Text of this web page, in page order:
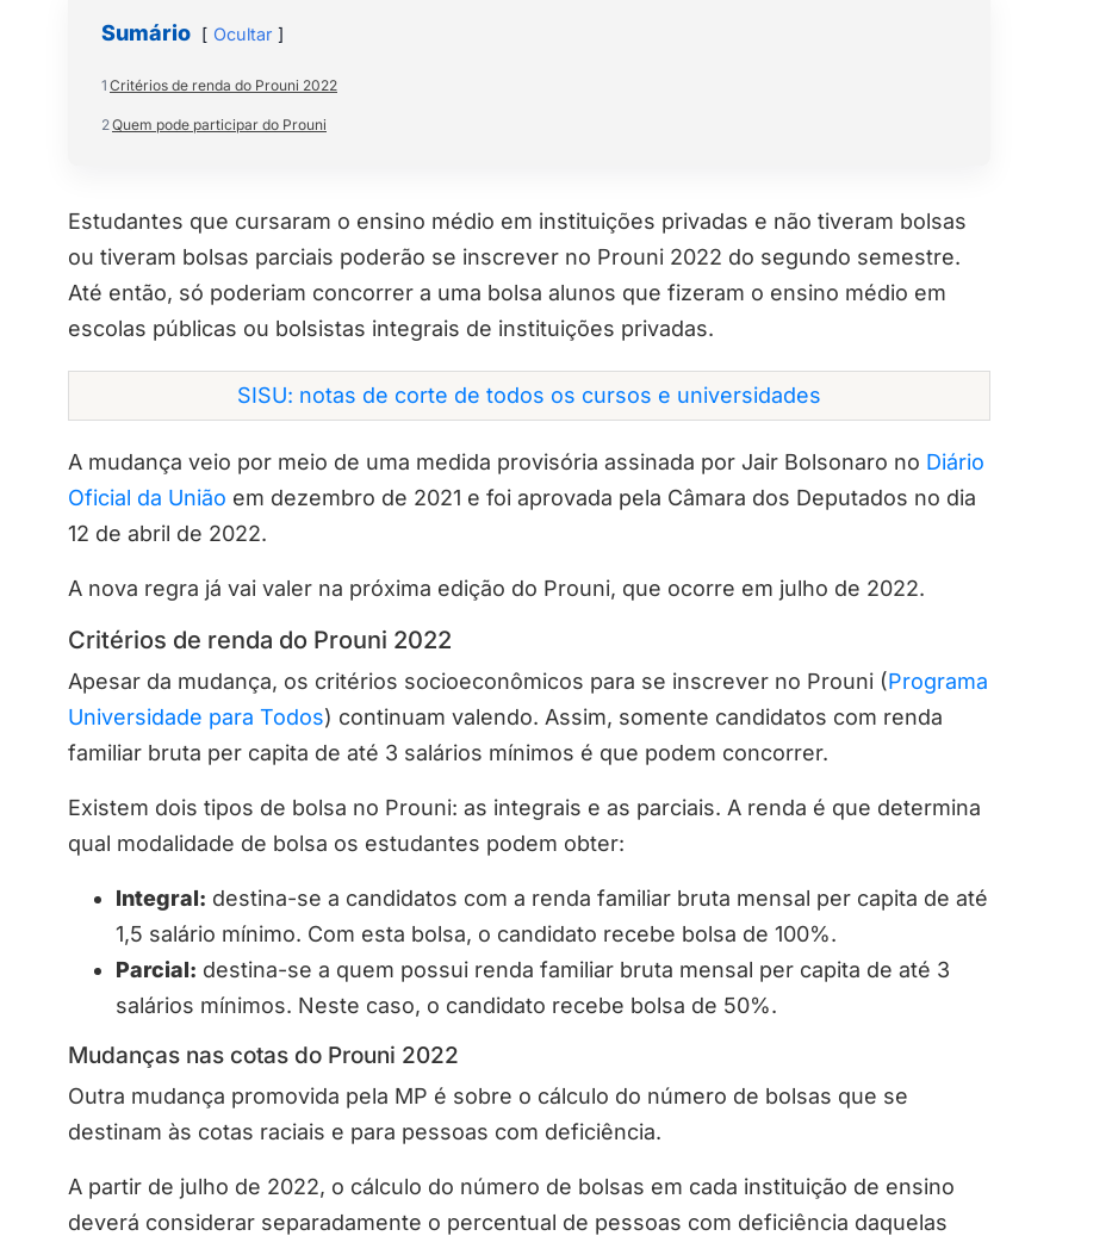
Sumário Ocultar
1 Critérios de renda do Prouni 2022
2Quem pode participar do Prouni
Estudantes que cursaram o ensino médio em instituições privadas e não tiveram bolsas
ou tiveram bolsas parciais poderão se inscrever no Prouni 2022 do segundo semestre.
Até então, só poderiam concorrer a uma bolsa alunos que fizeram o ensino médio em
escolas públicas ou bolsistas integrais de instituições privadas.
SISU: notas de corte de todos os cursos e universidades
A mudança veio por meio de uma medida provisória assinada por Jair Bolsonaro no Diário
Oficial da União em dezembro de 2021 e foi aprovada pela Câmara dos Deputados no dia
12 de abril de 2022.
A nova regra já vai valer na próxima edição do Prouni, que ocorre em julho de 2022.
Critérios de renda do Prouni 2022
Apesar da mudança, os critérios socioeconômicos para se inscrever no Prouni (Programa
Universidade para Todos) continuam valendo. Assim, somente candidatos com renda
familiar bruta per capita de até 3 salários mínimos é que podem concorrer.
Existem dois tipos de bolsa no Prouni: as integrais e as parciais. A renda é que determina
qual modalidade de bolsa os estudantes podem obter:
Integral: destina-se a candidatos com a renda familiar bruta mensal per capita de até
1,5 salário mínimo. Com esta bolsa, o candidato recebe bolsa de 100%.
Parcial: destina-se a quem possui renda familiar bruta mensal per capita de até 3
salários mínimos. Neste caso, o candidato recebe bolsa de 50%.
Mudanças nas cotas do Prouni 2022
Outra mudança promovida pela MP é sobre o cálculo do número de bolsas que se
destinam às cotas raciais e para pessoas com deficiência.
A partir de julho de 2022, o cálculo do número de bolsas em cada instituição de ensino
deverá considerar separadamente o percentual de pessoas com deficiência daquelas